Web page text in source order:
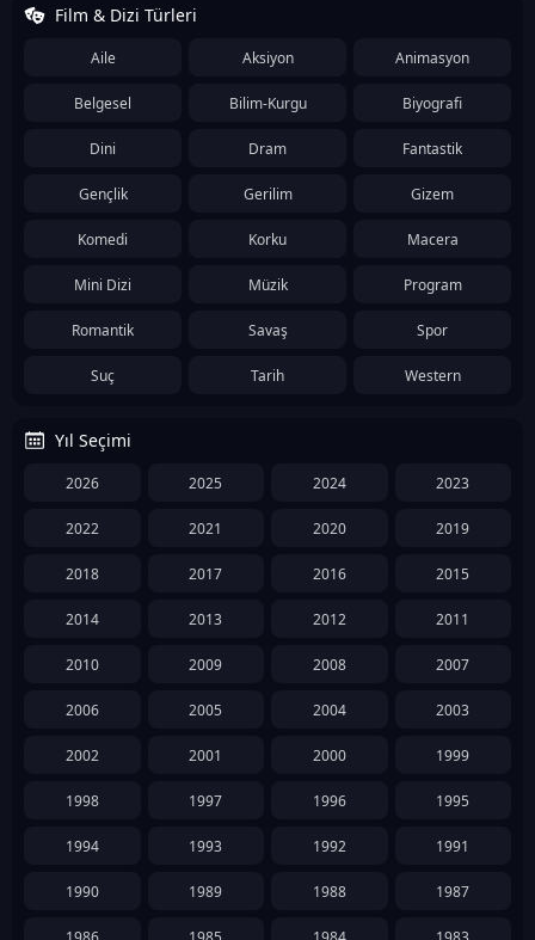
Film & Dizi Türleri
Aile Aksiyon Animasyon
Belgesel Bilim-Kurgu Biyografi
Dini Dram Fantastik
Gençlik Gerilim Gizem
Komedi Korku Macera
Mini Dizi Müzik Program
Romantik Savaş Spor
Suç Tarih Western
Yıl Seçimi
2026 2025 2024 2023
2022 2021 2020 2019
2018 2017 2016 2015
2014 2013 2012 2011
2010 2009 2008 2007
2006 2005 2004 2003
2002 2001 2000 1999
1998 1997 1996 1995
1994 1993 1992 1991
1990 1989 1988 1987